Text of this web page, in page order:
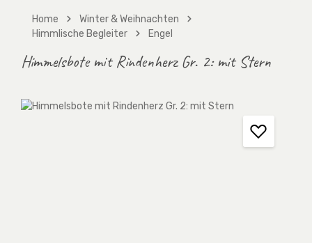
Home
Winter & Weihnachten
Himmlische Begleiter
Engel
Himmelsbote mit Rindenherz Gr. 2: mit Stern
Bildergalerie überspringen